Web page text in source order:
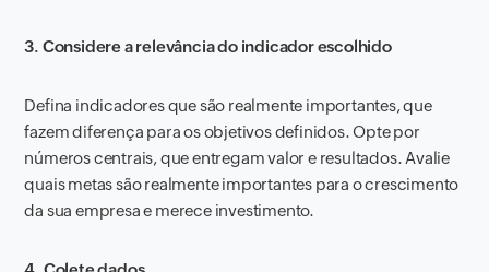
3. Considere a relevância do indicador escolhido
Defina indicadores que são realmente importantes, que
fazem diferença para os objetivos definidos. Opte por
números centrais, que entregam valor e resultados. Avalie
quais metas são realmente importantes para o crescimento
da sua empresa e merece investimento.